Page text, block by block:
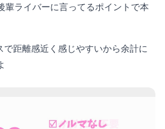
輩ライバーに言ってるポイントで本
で距離感近く感じやすいから余計に